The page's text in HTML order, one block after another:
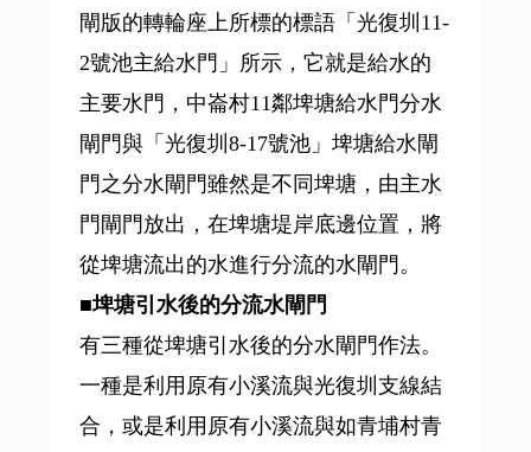
閘版的轉輪座上所標的標語「光復圳11-
2號池主給水門」所示，它就是給水的
主要水門，中崙村11鄰埤塘給水門分水
閘門與「光復圳8-17號池」埤塘給水閘
門之分水閘門雖然是不同埤塘，由主水
門閘門放出，在埤塘堤岸底邊位置，將
從埤塘流出的水進行分流的水閘門。
■埤塘引水後的分流水閘門
有三種從埤塘引水後的分水閘門作法。
一種是利用原有小溪流與光復圳支線結
合，或是利用原有小溪流與如青埔村青